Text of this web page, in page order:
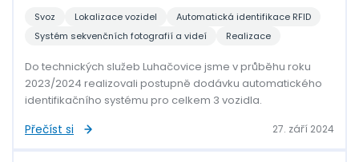
Svoz Lokalizace vozidel
Automatická identifikace RFID
Systém sekvenčních fotografií a videí
Realizace
Do technických služeb Luhačovice jsme v průběhu roku
2023/2024 realizovali postupně dodávku automatického
identifikačního systému pro celkem 3 vozidla.
Přečíst si 27. září 2024